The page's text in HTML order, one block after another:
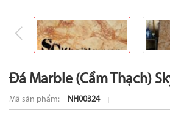
prev
Đá Marble (Cẩm Thạch)
Mã sản phẩm: NH00324